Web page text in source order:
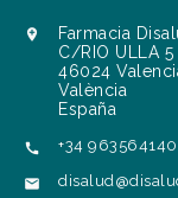

Farmacia
C/RIO ULLA 5
46024
València
España
 +34 963564140
